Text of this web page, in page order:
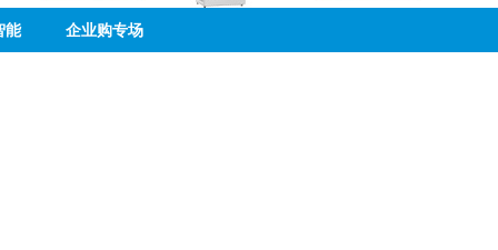
能 企业购专场